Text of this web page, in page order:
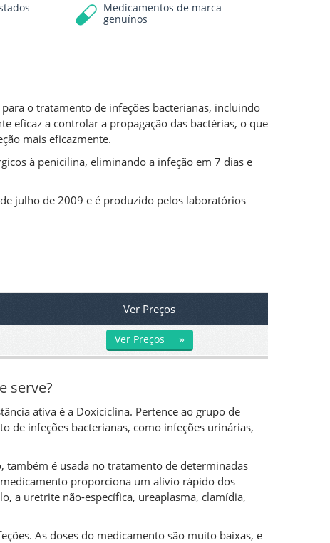
Medicamentos de marca
genuínos
o tratamento de infeções bacterianas, incluindo
eficaz a controlar a propagação das bactérias, o que
mais eficazmente.
à penicilina, eliminando a infeção em 7 dias e
julho de 2009 e é produzido pelos laboratórios
Ver Preços
Ver Preços »
serve?
ativa é a Doxiciclina. Pertence ao grupo de
de infeções bacterianas, como infeções urinárias,
também é usada no tratamento de determinadas
proporciona um alívio rápido dos
a uretrite não-específica, ureaplasma, clamídia,
As doses do medicamento são muito baixas, e